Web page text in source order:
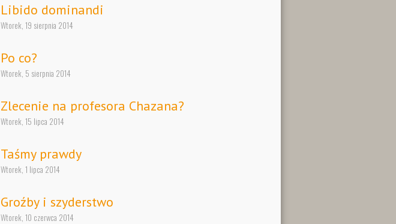
Libido dominandi
Wtorek, 19 sierpnia 2014
Po co?
Wtorek, 5 sierpnia 2014
Zlecenie na profesora Chazana?
Wtorek, 15 lipca 2014
Taśmy prawdy
Wtorek, 1 lipca 2014
Groźby i szyderstwo
Wtorek, 10 czerwca 2014